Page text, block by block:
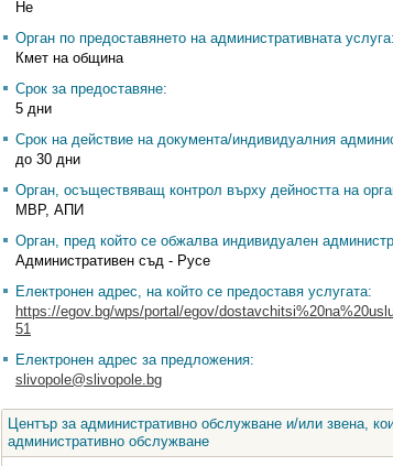
Не
Орган по предоставянето на административната услуга:
Кмет на община
Срок за предоставяне:
5 дни
Срок на действие на документа/индивидуалния
до 30 дни
Орган, осъществяващ контрол върху дейността на
МВР, АПИ
Орган, пред който се обжалва индивидуален
Административен съд - Русе
Електронен адрес, на който се предоставя услугата:
https://egov.bg/wps/portal/egov/
51
Електронен адрес за предложения:
slivopole@slivopole.bg
Център за административно обслужване и/или звена,
административно обслужване